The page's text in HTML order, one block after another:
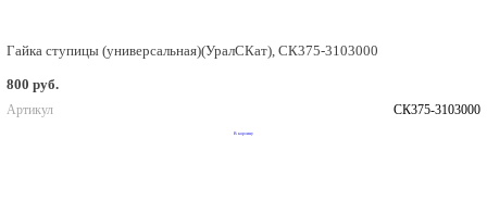
Гайка ступицы (универсальная)(УралСКат), СК375-3103000
800 руб.
Артикул СК375-3103000
В корзину